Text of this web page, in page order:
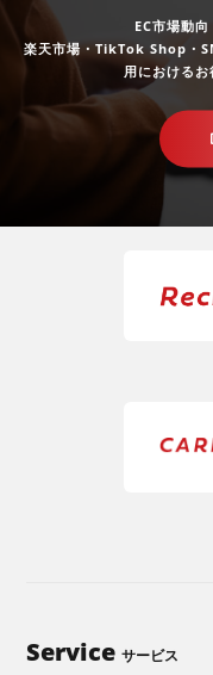
EC市場動
楽天市場・TikTok Shop・
用におけるお
Serviceサービス